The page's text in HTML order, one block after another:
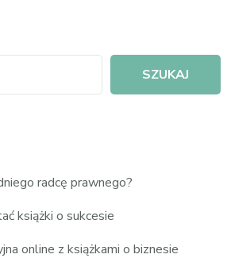
SZUKAJ
radcę prawnego?
książki o sukcesie
online z książkami o biznesie